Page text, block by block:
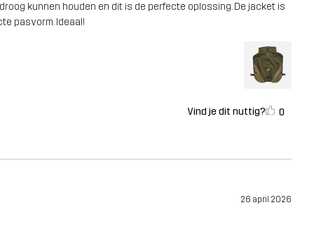
kunnen houden en dit is de perfecte oplossing. De jacket is
pasvorm. Ideaal!
Vind je dit nuttig? 0
26 april 2026